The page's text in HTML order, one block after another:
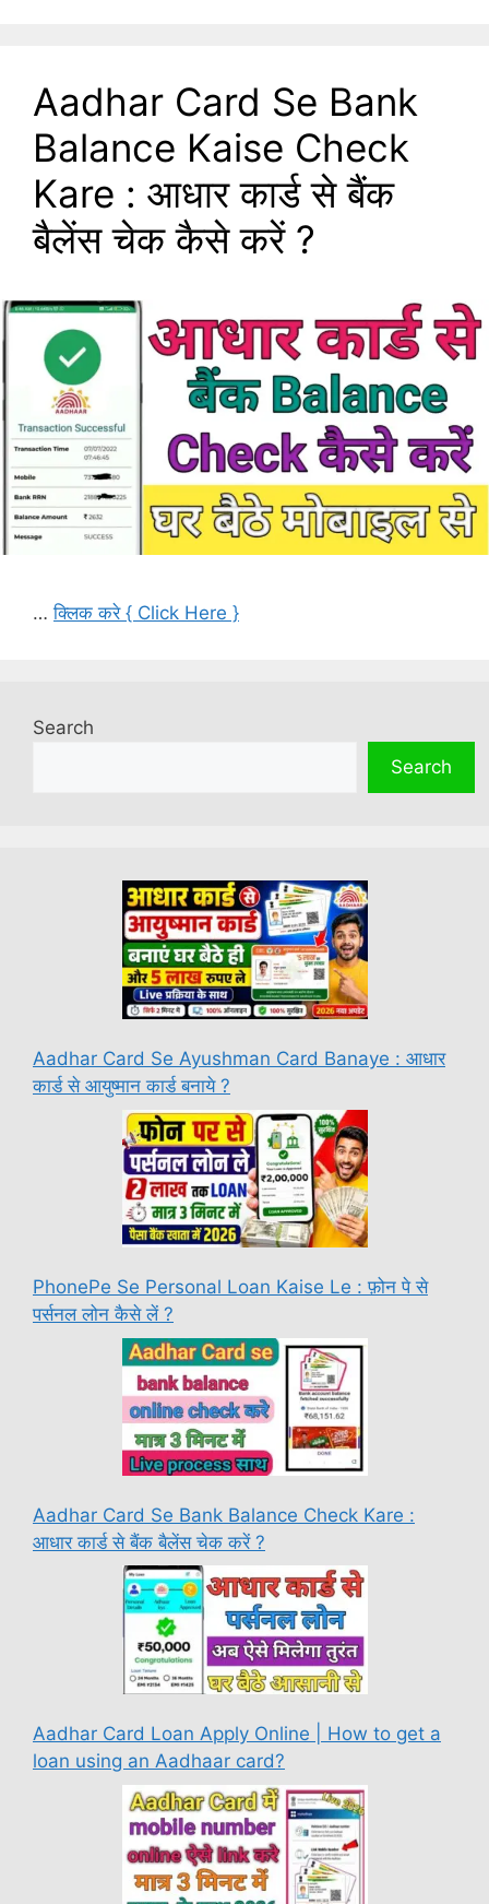
Aadhar Card Se Bank
Balance Kaise Check
Kare : आधार कार्ड से बैंक
बैलेंस चेक कैसे करें ?
…क्लिक करे { Click Here }
Search
Search
Aadhar Card Se Ayushman Card Banaye : आधार
कार्ड से आयुष्मान कार्ड बनाये ?
PhonePe Se Personal Loan Kaise Le : फ़ोन पे से
पर्सनल लोन कैसे लें ?
Aadhar Card Se Bank Balance Check Kare :
आधार कार्ड से बैंक बैलेंस चेक करें ?
Aadhar Card Loan Apply Online | How to get a
loan using an Aadhaar card?